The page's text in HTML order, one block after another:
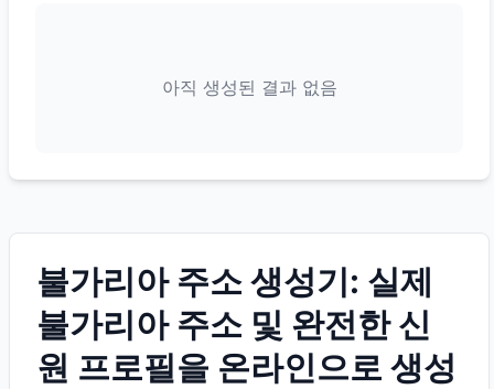
아직 생성된 결과 없음
불가리아 주소 생성기: 실제
불가리아 주소 및 완전한 신
원 프로필을 온라인으로 생성